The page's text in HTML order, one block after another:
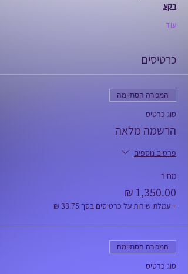
רקע
עוד
כרטיסים
המכירה הסתיימה
סוג כרטיס
הרשמה מלאה
פרטים נוספים
מחיר
+ עמלת שירות על כרטיסים בסך ‏33.75 ‏₪
המכירה הסתיימה
סוג כרטיס